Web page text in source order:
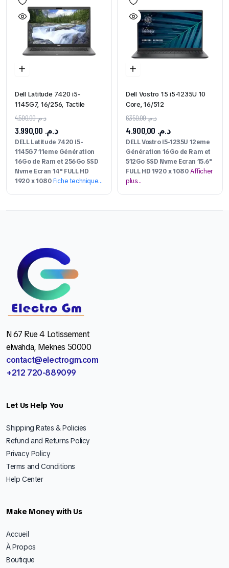
Dell Latitude 7420 i5-
1145G7, 16/256, Tactile
د.م.4.500,00
د.م.
DELL Latitude 7420 i5-
1145G7 11eme Génération
16Go de Ram et 256Go SSD
Nvme Ecran 14" FULL HD
1920 x 1080 Fiche technique…
Dell Vostro 15 i5-1235U 10
Core, 16/512
د.م.6.350,00
د.م.
DELL Vostro i5-1235U 12eme
Génération 16Go de Ram et
512Go SSD Nvme Ecran 15.6"
FULL HD 1920 x 1080Afficher
plus…
N 67 Rue 4 Lotissement
elwahda, Meknes 50000
contact@electrogm.com
+212 720-889099
Let Us Help You
Shipping Rates & Policies
Refund and Returns Policy
Privacy Policy
Terms and Conditions
Help Center
Make Money with Us
Accueil
À Propos
Boutique